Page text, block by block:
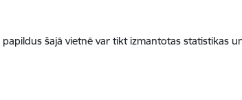
šajā vietnē var tikt izmantotas statistikas